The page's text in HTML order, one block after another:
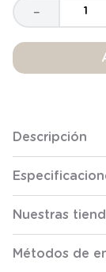
－
Descripción
Nuestras
Métodos de